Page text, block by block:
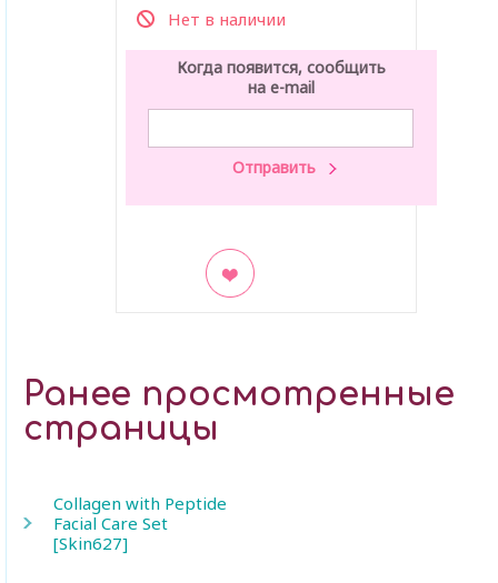
Нет в наличии
Когда появится, сообщить
на e-mail
Ранее просмотренные
страницы
Collagen with Peptide
Facial Care Set
[Skin627]